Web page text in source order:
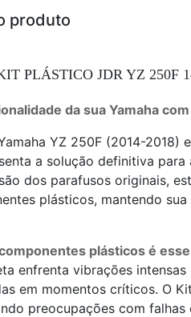
produto
PLÁSTICO JDR YZ 250F
da sua Yamaha
YZ 250F (2014-2018)
a solução definitiva
dos parafusos originais,
plásticos, mantendo
plásticos é
enfrenta vibrações
em momentos críticos. O
preocupações com